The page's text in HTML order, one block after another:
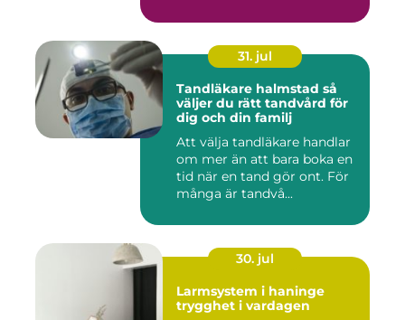
31. jul
Tandläkare halmstad så
väljer du rätt tandvård för
dig och din familj
Att välja tandläkare handlar
om mer än att bara boka en
tid när en tand gör ont. För
många är tandvå...
30. jul
Larmsystem i haninge
trygghet i vardagen